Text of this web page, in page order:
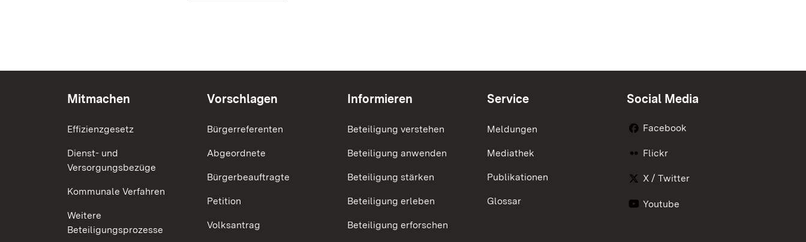
Mitmachen
Effizienzgesetz
Dienst- und
Versorgungsbezüge
Kommunale Verfahren
Weitere
Beteiligungsprozesse
Vorschlagen
Bürgerreferenten
Abgeordnete
Bürgerbeauftragte
Petition
Volksantrag
Informieren
Beteiligung verstehen
Beteiligung anwenden
Beteiligung stärken
Beteiligung erleben
Beteiligung erforschen
Service
Meldungen
Mediathek
Publikationen
Glossar
Social Media
Facebook
Flickr
X / Twitter
Youtube